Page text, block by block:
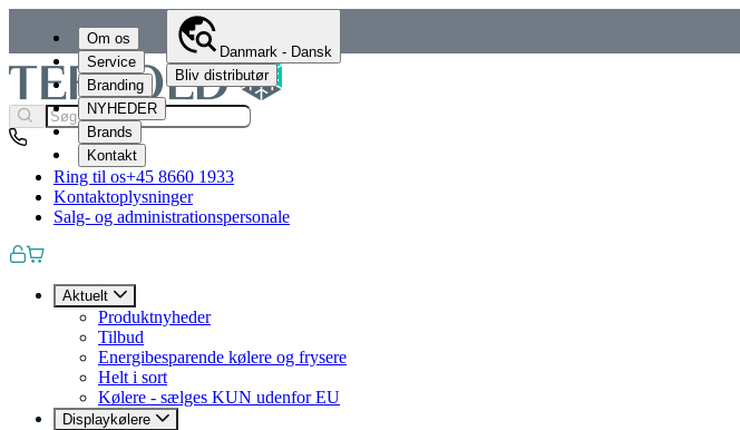
Om os
Service
Branding
NYHEDER
Brands
Kontakt
Danmark - Dansk
Bliv distributør
Ring til os+45 8660 1933
Kontaktoplysninger
Salg- og administrationspersonale
Aktuelt
Produktnyheder
Tilbud
Energibesparende kølere og frysere
Helt i sort
Kølere - sælges KUN udenfor EU
Displaykølere